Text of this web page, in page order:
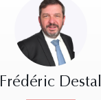
Frédéric Destal